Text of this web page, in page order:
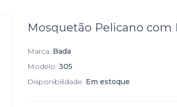
Mosquetão Pelicano com
Marca: Bada
Modelo: 305
Disponibilidade: Em estoque